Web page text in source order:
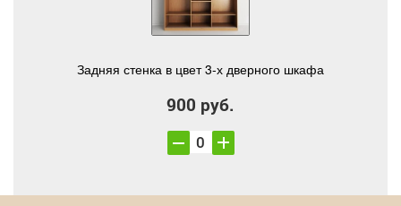
Задняя стенка в цвет 3-х дверного шкафа
900 руб.